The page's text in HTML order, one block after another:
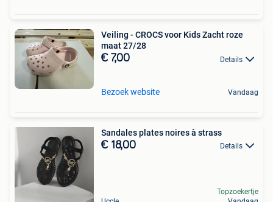
Veiling - CROCS voor Kids Zacht roze
maat 27/28
€ 7,00 Details
Bezoek website Vandaag
Sandales plates noires à strass
€ 18,00 Details
Topzoekertje